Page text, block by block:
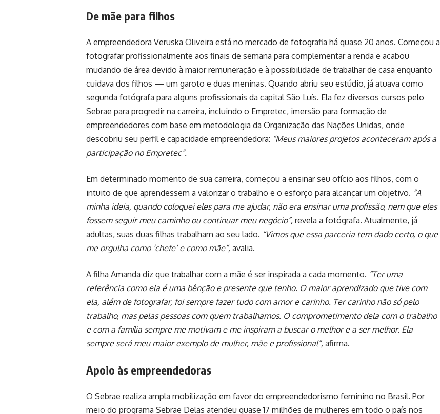
De mãe para filhos
A empreendedora Veruska Oliveira está no mercado de fotografia há quase 20 anos. Começou a
fotografar profissionalmente aos finais de semana para complementar a renda e acabou
mudando de área devido à maior remuneração e à possibilidade de trabalhar de casa enquanto
cuidava dos filhos — um garoto e duas meninas. Quando abriu seu estúdio, já atuava como
segunda fotógrafa para alguns profissionais da capital São Luís. Ela fez diversos cursos pelo
Sebrae para progredir na carreira, incluindo o Empretec, imersão para formação de
empreendedores com base em metodologia da Organização das Nações Unidas, onde
descobriu seu perfil e capacidade empreendedora: “Meus maiores projetos aconteceram após a
participação no Empretec”.
Em determinado momento de sua carreira, começou a ensinar seu ofício aos filhos, com o
intuito de que aprendessem a valorizar o trabalho e o esforço para alcançar um objetivo. “A
minha ideia, quando coloquei eles para me ajudar, não era ensinar uma profissão, nem que eles
fossem seguir meu caminho ou continuar meu negócio”, revela a fotógrafa. Atualmente, já
adultas, suas duas filhas trabalham ao seu lado. “Vimos que essa parceria tem dado certo, o que
me orgulha como ‘chefe’ e como mãe”, avalia.
A filha Amanda diz que trabalhar com a mãe é ser inspirada a cada momento. “Ter uma
referência como ela é uma bênção e presente que tenho. O maior aprendizado que tive com
ela, além de fotografar, foi sempre fazer tudo com amor e carinho. Ter carinho não só pelo
trabalho, mas pelas pessoas com quem trabalhamos. O comprometimento dela com o trabalho
e com a família sempre me motivam e me inspiram a buscar o melhor e a ser melhor. Ela
sempre será meu maior exemplo de mulher, mãe e profissional”, afirma.
Apoio às empreendedoras
O Sebrae realiza ampla mobilização em favor do empreendedorismo feminino no Brasil. Por
meio do programa Sebrae Delas atendeu quase 17 milhões de mulheres em todo o país nos